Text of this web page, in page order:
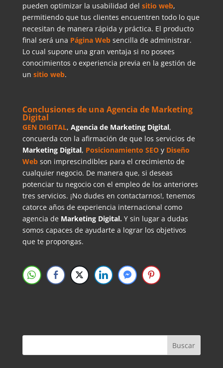
pueden optimizar la usabilidad del sitio web,
permitiendo que tus clientes encuentren todo lo que
necesitan de manera rápida y práctica. El producto
final será una Página Websencilla de administrar.
Lo cual supone una gran ventaja si no posees
conocimientos o experiencia previa en la gestión de
un sitio web.
Conclusiones de una Agencia de Marketing
Digital
GEN DIGITAL, Agencia de Marketing Digital,
concuerda con la afirmación de que los servicios de
Marketing Digital, Posicionamiento SEOy Diseño
Webson imprescindibles para el crecimiento de
cualquier negocio. De manera que, si deseas
potenciar tu negocio con el empleo de los anteriores
tres servicios. ¡No dudes en contactarnos!, tenemos
catorce años de experiencia internacional como
agencia de Marketing Digital. Y sin lugar a dudas
somos capaces de ayudarte a lograr los objetivos
que te propongas.